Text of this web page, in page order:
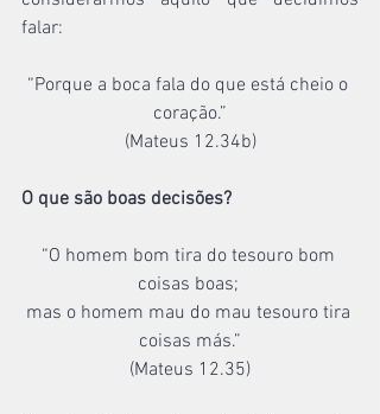
falar:
“Porque a boca fala do que está cheio o
coração.”
(Mateus 12.34b)
O que são boas decisões?
“O homem bom tira do tesouro bom
coisas boas;
mas o homem mau do mau tesouro tira
coisas más.”
(Mateus 12.35)